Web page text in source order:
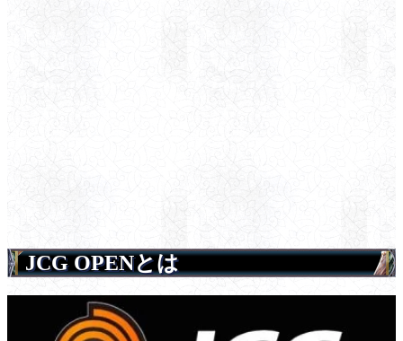
JCG OPENとは